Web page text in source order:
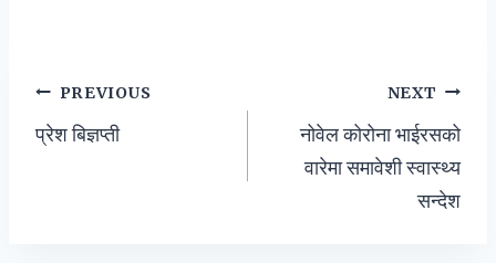
Post
navigation
PREVIOUS
प्रेश बिज्ञप्ती
NEXT
नोवेल कोरोना भाईरसको
वारेमा समावेशी स्वास्थ्य
सन्देश